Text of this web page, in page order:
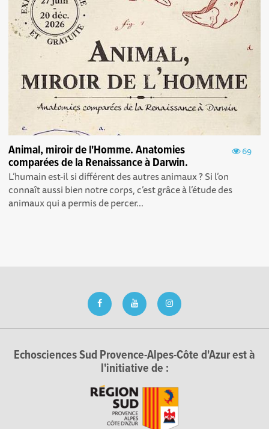
69
Animal, miroir de l'Homme. Anatomies
comparées de la Renaissance à Darwin.
L’humain est-il si différent des autres animaux ? Si l’on
connaît aussi bien notre corps, c’est grâce à l’étude des
animaux qui a permis de percer...
Echosciences Sud Provence-Alpes-Côte d'Azur est à
l'initiative de :